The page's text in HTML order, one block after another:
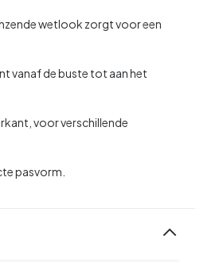
wetlook zorgt voor een
vanaf de buste tot aan het
voor verschillende
pasvorm.